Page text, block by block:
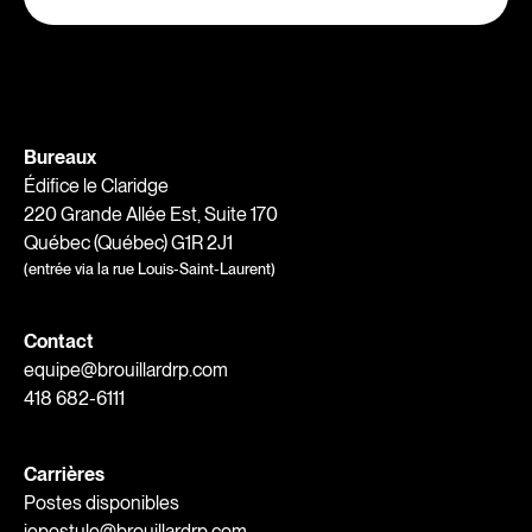
Bureaux
Édifice le Claridge
220 Grande Allée Est, Suite 170
Québec (Québec) G1R 2J1
(entrée via la rue Louis-Saint-Laurent)
Contact
equipe@brouillardrp.com
418 682-6111
Carrières
Postes disponibles